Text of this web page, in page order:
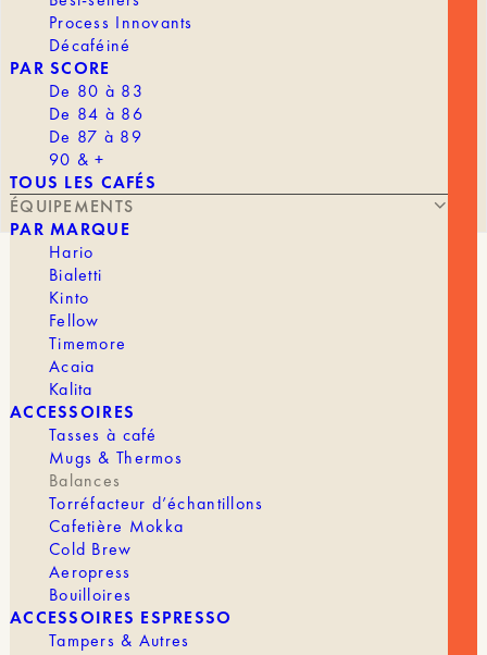
Process Innovants
Décaféiné
PAR SCORE
De 80 à 83
De 84 à 86
De 87 à 89
90 & +
TOUS LES CAFÉS
ÉQUIPEMENTS
PAR MARQUE
Hario
Bialetti
Kinto
Fellow
Timemore
Acaia
Kalita
ACCESSOIRES
Tasses à café
Mugs & Thermos
Balances
Torréfacteur d’échantillons
Cafetière Mokka
Cold Brew
Aeropress
Bouilloires
ACCESSOIRES ESPRESSO
Tampers & Autres
BALANCE PEARL
189,00€
ACAIA Pearl – L’équilibre parfait entre design et